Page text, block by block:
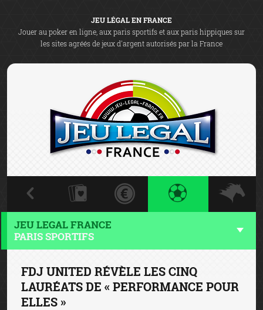
JEU LÉGAL EN FRANCE
Jouer au poker en ligne, aux paris sportifs et aux paris hippiques sur
les sites agréés de jeux d'argent autorisés par la France
JEU LEGAL FRANCE
PARIS SPORTIFS
FDJ UNITED RÉVÈLE LES CINQ
LAURÉATS DE « PERFORMANCE POUR
ELLES »